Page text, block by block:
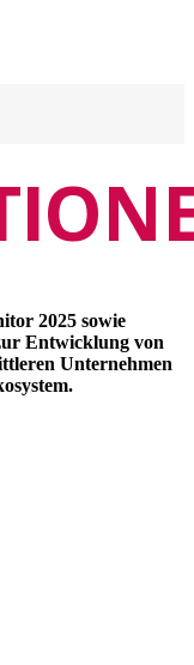
2025 sowie
Entwicklung von
Unternehmen